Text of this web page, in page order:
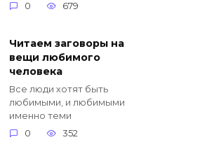
0
679
Читаем заговоры на
вещи любимого
человека
Все люди хотят быть
любимыми, и любимыми
именно теми
0
352